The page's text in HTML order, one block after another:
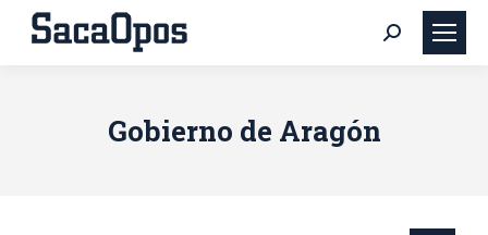
Buscar:
Gobierno de Aragón